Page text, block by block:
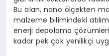
Bu alan, nano ölçekten
malzeme bilimindeki
enerji depolama
kadar pek çok yenilikçi